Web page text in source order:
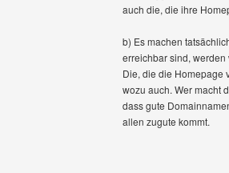
auch die, die ihre
b) Es machen
erreichbar sind,
Die, die die Homepage
wozu auch. Wer macht
dass gute
allen zugute kommt.